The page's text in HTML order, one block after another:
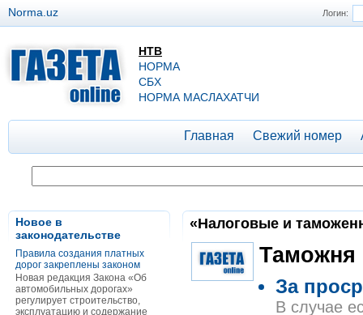
Логин:
Norma.uz
НТВ
НОРМА
СБХ
НОРМА МАСЛАХАТЧИ
Главная Свежий номер
Новое в
законодательстве
Правила создания платных
дорог закреплены законом
Новая редакция Закона «Об
автомобильных дорогах»
регулирует строительство,
эксплуатацию и содержание
«Налоговые и
Таможня
За
В случае